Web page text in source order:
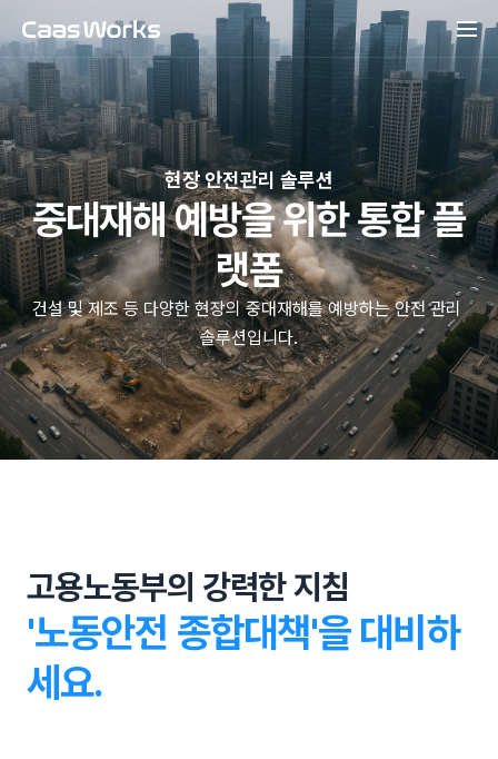
현장 안전관리 솔루션
중대재해 예방을 위한 통합 플
랫폼
건설 및 제조 등 다양한 현장의 중대재해를 예방하는 안전 관리
솔루션입니다.
고용노동부의 강력한 지침
'노동안전 종합대책'을 대비하
세요.